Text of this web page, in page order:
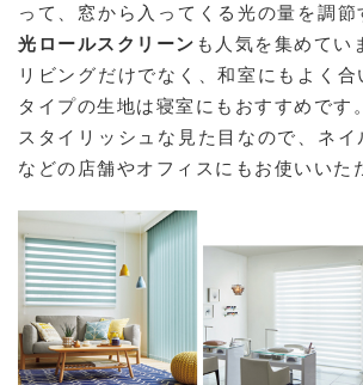
って、窓から入ってくる光の量を調節
光ロールスクリーン も人気を集めてい
リビングだけでなく、和室にもよく
タイプの生地は寝室にもおすすめです。
スタイリッシュな見た目なので、ネ
などの店舗やオフィスにもお使いいた